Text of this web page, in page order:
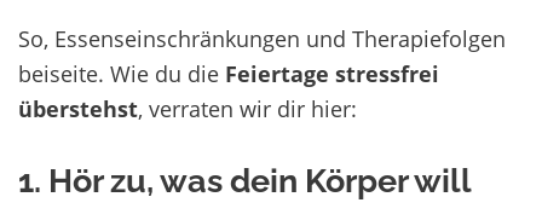
So, Essenseinschränkungen und Therapiefolgen
beiseite. Wie du die Feiertage stressfrei
überstehst, verraten wir dir hier:
1. Hör zu, was dein Körper will